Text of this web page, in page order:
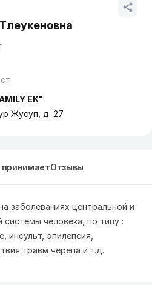
EK"
Жусуп, д. 27
принимаетОтзывы
заболеваниях центральной и
человека, по типу :
инсульт, эпилепсия,
травм черепа и т.д.